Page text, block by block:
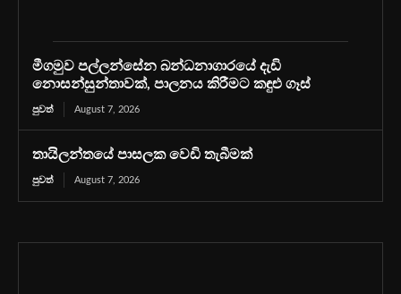
මීගමුව පල්ලන්සේන බන්ධනාගාරයේ දැඩි
නොසන්සුන්තාවක්, පාලනය කිරීමට කඳුළු ගෑස්
පුවත් August 7, 2026
තායිලන්තයේ පාසලක වෙඩි තැබීමක්
පුවත් August 7, 2026